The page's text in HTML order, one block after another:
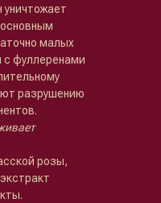
малых
с фуллеренами
разрушению
розы,